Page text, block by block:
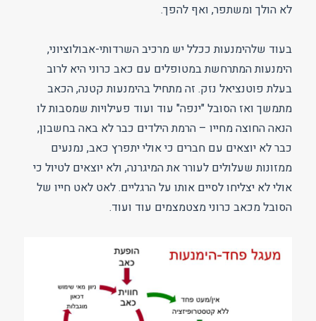
לא הולך ומשתפר, ואף להפך.
בעוד שלהימנעות ככלל יש מרכיב השרדותי-אבולוציוני,
הימנעות המתרחשת במטופלים עם כאב כרוני היא לרוב
בעלת פוטנציאל נזק. זה מתחיל בהימנעות קטנה, הכאב
מתמשך ואז הסובל "ינפה" עוד ועוד פעילויות שמסבות לו
הנאה החוצה מחייו – הרמת הילדים כבר לא באה בחשבון,
כבר לא יוצאים עם חברים כי אולי יתפרץ כאב, נמנעים
ממזונות שעלולים לעורר את המיגרנה, ולא יוצאים לטיול כי
אולי לא יצליחו לסיים אותו על הרגליים. לאט לאט חייו של
הסובל מכאב כרוני מצטמצמים עוד ועוד.